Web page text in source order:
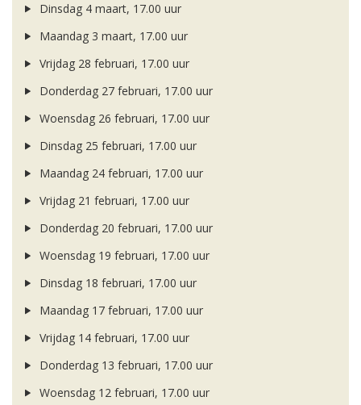
Dinsdag 4 maart, 17.00 uur
Maandag 3 maart, 17.00 uur
Vrijdag 28 februari, 17.00 uur
Donderdag 27 februari, 17.00 uur
Woensdag 26 februari, 17.00 uur
Dinsdag 25 februari, 17.00 uur
Maandag 24 februari, 17.00 uur
Vrijdag 21 februari, 17.00 uur
Donderdag 20 februari, 17.00 uur
Woensdag 19 februari, 17.00 uur
Dinsdag 18 februari, 17.00 uur
Maandag 17 februari, 17.00 uur
Vrijdag 14 februari, 17.00 uur
Donderdag 13 februari, 17.00 uur
Woensdag 12 februari, 17.00 uur